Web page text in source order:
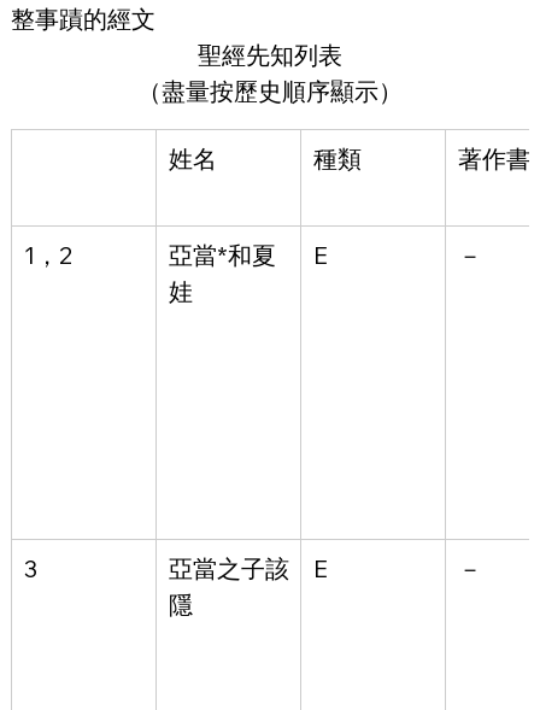
整事蹟的經文
聖經先知列表
（盡量按歷史順序顯示）
姓名 種類 著作書
1，2
亞當*和夏
娃
E －
3
亞當之子該
隱
E －